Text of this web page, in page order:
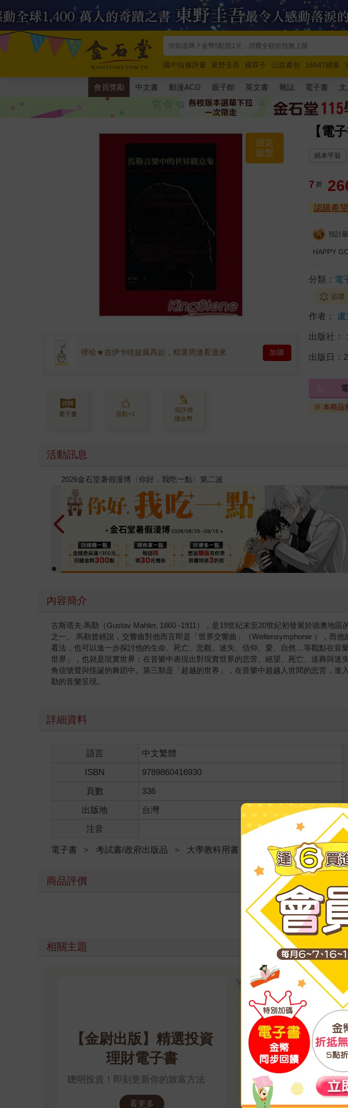
國中自修評量 東野圭吾 楊双子 公益書包 16647續集
唯紅花綻放
奧德賽 路邊攤新作 馬斯克 玩具總動員5
會員獎勵 中文書 動漫ACG 親子館 英文書 雜誌 電子書 文
【電
固定
版型
呀哈★吉伊卡哇旋風再起，精選周邊看過來 加購
電子書 喜歡+1
寫評價
賺金幣
紙本平裝
7 折
認購希
預計
HAPPY
分類： 電
追蹤
作者：
出版社：
出版日：
※ 本商品
活動訊息
春光ｘ奇幻基地｜全書系展
內容簡介
古斯塔夫‧馬勒（Gustav Mahler, 1860 -1911），是19世紀末至20世紀初發展於德奧地
之一。 馬勒曾經說，交響曲對他而言即是「世界交響曲」（Weltensymphonie ），而
看法，也可以進一步探討他的生命、死亡、悲觀、迷失、信仰、愛、自然…等觀點在
世界」，也就是現實世界；在音樂中表現出對現實世界的悲苦、絕望、死亡、送葬與
角信號聲與怪誕的舞蹈中。第三類是「超越的世界」，在音樂中超越人世間的悲苦，
勒的音樂呈現。
詳細資料
語言 中文繁體
ISBN
9789860416930
頁數
336
出版地
台灣
注音
電子書 ＞ 考試書/政府出版品 ＞ 大學教科用書 其他大學教科用書
商品評價
寫
相關主題
【金尉出版】精選投資
理財電子書
聰明投資！即刻更新你的致富方法
看更多